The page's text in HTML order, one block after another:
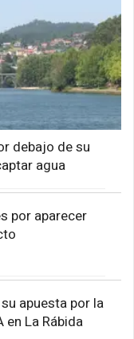
debajo de su
agua
por aparecer
apuesta por la
La Rábida